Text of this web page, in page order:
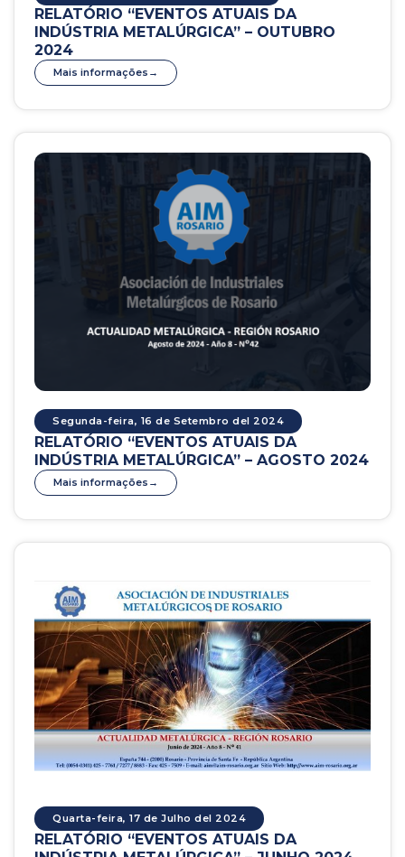
RELATÓRIO “EVENTOS ATUAIS DA
INDÚSTRIA METALÚRGICA” – OUTUBRO
2024
Mais informações
Segunda-feira, 16 de Setembro del 2024
RELATÓRIO “EVENTOS ATUAIS DA
INDÚSTRIA METALÚRGICA” – AGOSTO 2024
Mais informações
Quarta-feira, 17 de Julho del 2024
RELATÓRIO “EVENTOS ATUAIS DA